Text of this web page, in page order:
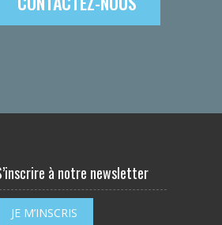
à notre newsletter
JE M’INSCRIS